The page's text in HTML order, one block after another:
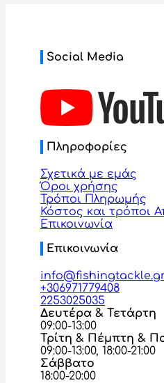
Social Media
Πληροφορίες
Σχετικά με εμάς
Όροι χρήσης
Τρόποι Πληρωμής
Κόστος και τρόποι
Επικοινωνία
Επικοινωνία
+306971779408
2253025035
Δευτέρα & Τετάρτη
09:00-13:00
Τρίτη & Πέμπτη &
09:00-13:00, 18:00-21:00
Σάββατο
18:00-20:00